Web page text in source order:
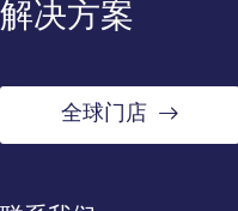
解决方案
全球门店